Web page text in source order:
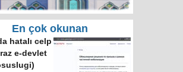
En çok okunan
hatalı celp
e-devlet